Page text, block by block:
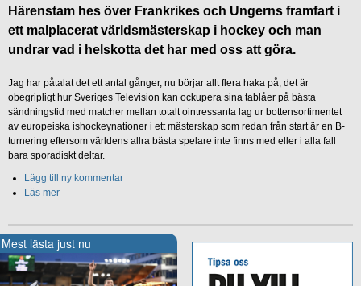
Härenstam hes över Frankrikes och Ungerns framfart i
ett malplacerat världsmästerskap i hockey och man
undrar vad i helskotta det har med oss att göra.
Jag har påtalat det ett antal gånger, nu börjar allt flera haka på; det är
obegripligt hur Sveriges Television kan ockupera sina tablåer på bästa
sändningstid med matcher mellan totalt ointressanta lag ur bottensortimentet
av europeiska ishockeynationer i ett mästerskap som redan från start är en B-
turnering eftersom världens allra bästa spelare inte finns med eller i alla fall
bara sporadiskt deltar.
Lägg till ny kommentar
Läs mer
Mest lästa just nu